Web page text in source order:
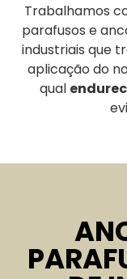
Trabalhamos
parafusos e
industriais que
aplicação do
qual